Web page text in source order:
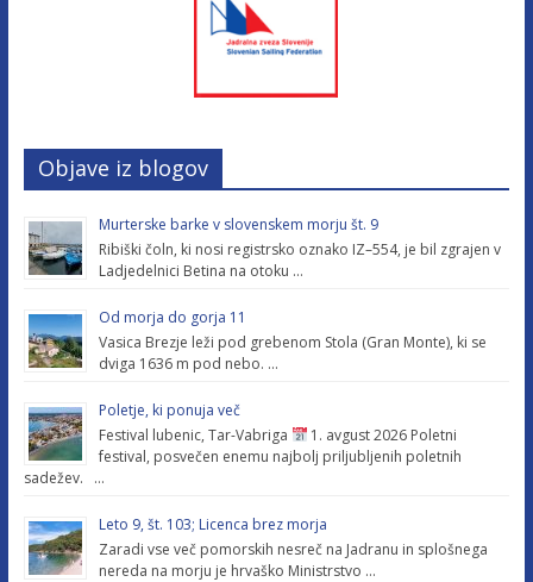
Objave iz blogov
Murterske barke v slovenskem morju št. 9
Ribiški čoln, ki nosi registrsko oznako IZ–554, je bil zgrajen v
Ladjedelnici Betina na otoku …
Od morja do gorja 11
Vasica Brezje leži pod grebenom Stola (Gran Monte), ki se
dviga 1636 m pod nebo. …
Poletje, ki ponuja več
Festival lubenic, Tar-Vabriga
1. avgust 2026 Poletni
festival, posvečen enemu najbolj priljubljenih poletnih
sadežev. …
Leto 9, št. 103; Licenca brez morja
Zaradi vse več pomorskih nesreč na Jadranu in splošnega
nereda na morju je hrvaško Ministrstvo …